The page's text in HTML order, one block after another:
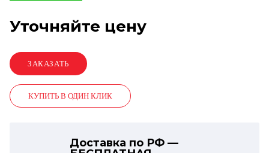
Уточняйте цену
КУПИТЬ В ОДИН КЛИК
Доставка по РФ —